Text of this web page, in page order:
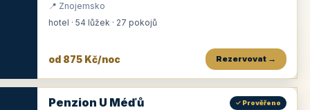
📍 Znojemsko
hotel · 54 lůžek · 27 pokojů
od 875 Kč/noc Rezervovat →
Penzion U Méďů ✓ Prověřeno